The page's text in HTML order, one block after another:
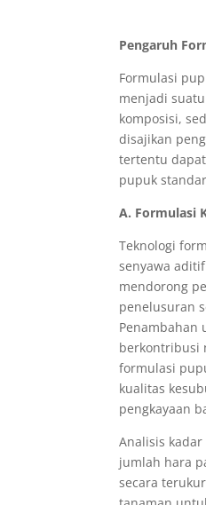
Pengaruh
Formulasi
menjadi
komposisi,
disajikan
tertentu
pupuk
A. Formulasi
Teknologi
senyawa
mendorong
penelusuran
Penambahan
berkontribusi
formulasi
kualitas
pengkayaan
Analisis
jumlah hara
secara